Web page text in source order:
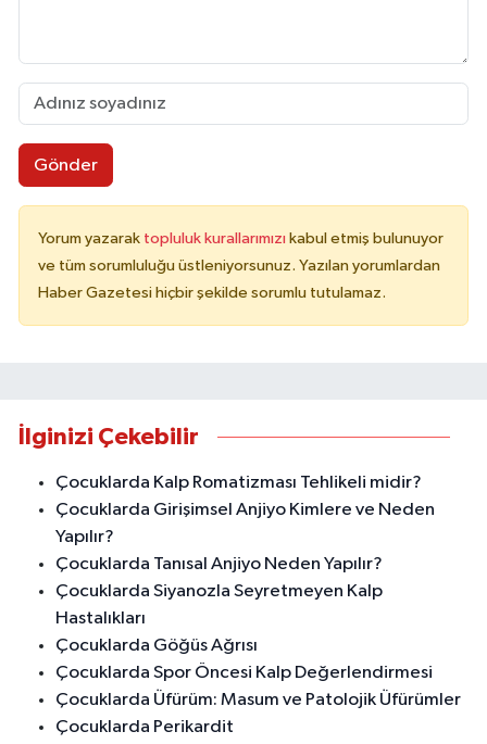
Gönder
Yorum yazarak topluluk kurallarımızı kabul etmiş bulunuyor
ve tüm sorumluluğu üstleniyorsunuz. Yazılan yorumlardan
Haber Gazetesi hiçbir şekilde sorumlu tutulamaz.
İlginizi Çekebilir
Çocuklarda Kalp Romatizması Tehlikeli midir?
Çocuklarda Girişimsel Anjiyo Kimlere ve Neden
Yapılır?
Çocuklarda Tanısal Anjiyo Neden Yapılır?
Çocuklarda Siyanozla Seyretmeyen Kalp
Hastalıkları
Çocuklarda Göğüs Ağrısı
Çocuklarda Spor Öncesi Kalp Değerlendirmesi
Çocuklarda Üfürüm: Masum ve Patolojik Üfürümler
Çocuklarda Perikardit